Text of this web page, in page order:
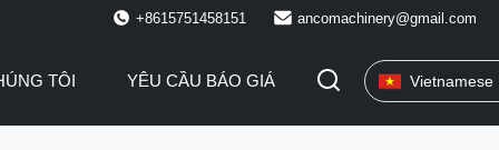
+8615751458151 ancomachinery@gmail.com
TÔI YÊU CẦU BÁO GIÁ Vietnamese